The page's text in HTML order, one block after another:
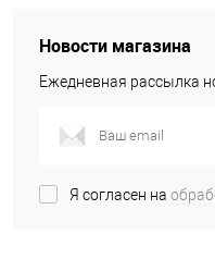
Новости магазина
Ежедневная рассылка
Я согласен на